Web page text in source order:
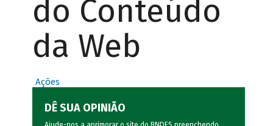
do Conteúdo
da Web
Ações
DÊ SUA OPINIÃO